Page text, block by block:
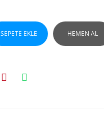
SEPETE EKLE HEMEN AL